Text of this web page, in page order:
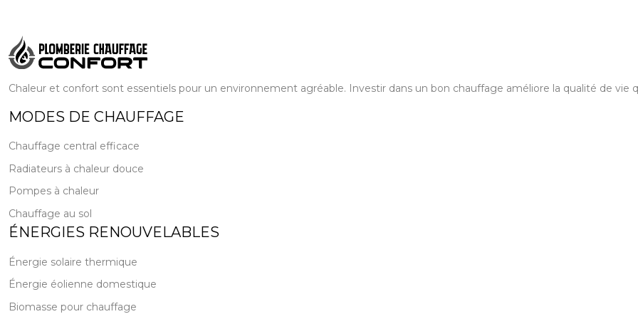
Chaleur et confort sont essentiels pour un environnement agréable. Investir dans un bon chauffage améliore la qualité de vie
MODES DE CHAUFFAGE
Chauffage central efficace
Radiateurs à chaleur douce
Pompes à chaleur
Chauffage au sol
ÉNERGIES RENOUVELABLES
Énergie solaire thermique
Énergie éolienne domestique
Biomasse pour chauffage